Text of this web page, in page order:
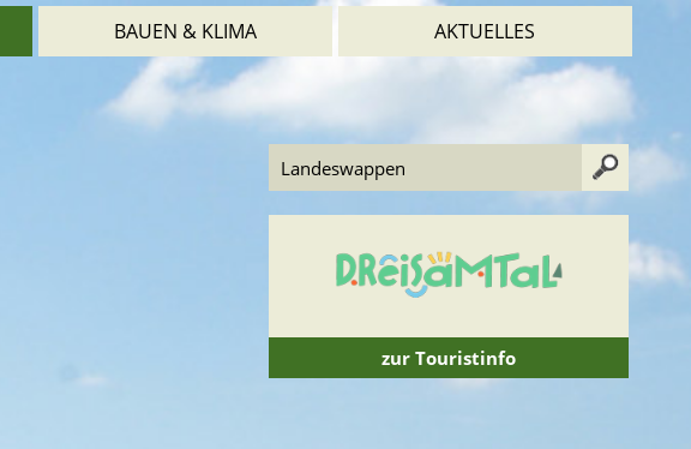
BAUEN & KLIMA AKTUELLES
zur Touristinfo